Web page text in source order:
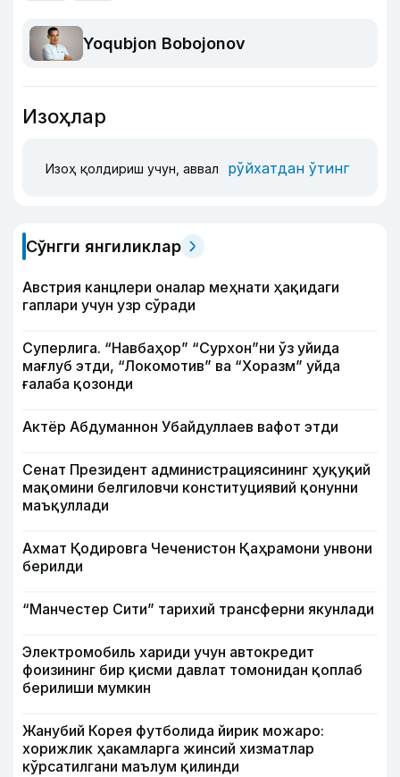
Yoqubjon Bobojonov
Изоҳлар
Изоҳ қолдириш учун, аввал рўйхатдан ўтинг
Сўнгги янгиликлар
Австрия канцлери оналар меҳнати ҳақидаги
гаплари учун узр сўради
Суперлига. “Навбаҳор” “Сурхон”ни ўз уйида
мағлуб этди, “Локомотив” ва “Хоразм” уйда
ғалаба қозонди
Актёр Абду­маннон Убайдуллаев вафот этди
Сенат Президент администрациясининг ҳуқуқий
мақомини белгиловчи конституциявий қонунни
маъқуллади
Ахмат Қодировга Чеченистон Қаҳрамони унвони
берилди
“Манчестер Сити” тарихий трансферни якунлади
Электромобиль хариди учун автокредит
фоизининг бир қисми давлат томонидан қоплаб
берилиши мумкин
Жанубий Корея футболида йирик можаро:
хорижлик ҳакамларга жинсий хизматлар
кўрсатилгани маълум қилинди